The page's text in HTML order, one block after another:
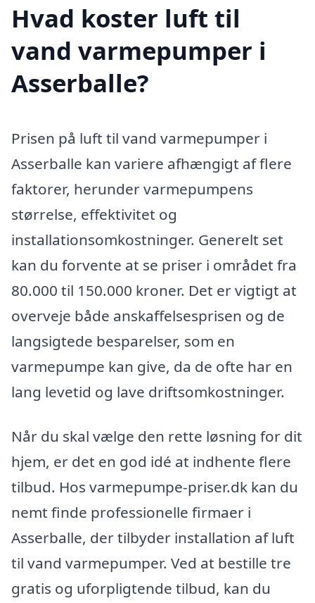
Hvad koster luft til
vand varmepumper i
Asserballe?
Prisen på luft til vand varmepumper i
Asserballe kan variere afhængigt af flere
faktorer, herunder varmepumpens
størrelse, effektivitet og
installationsomkostninger. Generelt set
kan du forvente at se priser i området fra
80.000 til 150.000 kroner. Det er vigtigt at
overveje både anskaffelsesprisen og de
langsigtede besparelser, som en
varmepumpe kan give, da de ofte har en
lang levetid og lave driftsomkostninger.
Når du skal vælge den rette løsning for dit
hjem, er det en god idé at indhente flere
tilbud. Hos varmepumpe-priser.dk kan du
nemt finde professionelle firmaer i
Asserballe, der tilbyder installation af luft
til vand varmepumper. Ved at bestille tre
gratis og uforpligtende tilbud, kan du